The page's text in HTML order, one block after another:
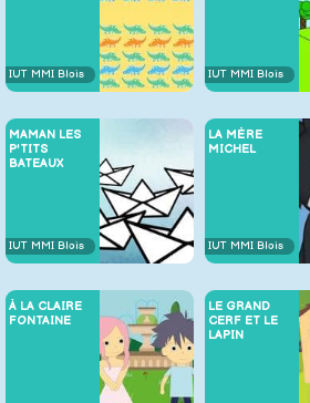
IUT MMI Blois IUT MMI Blois
MAMAN LES
P'TITS
BATEAUX
IUT MMI Blois
LA MÈRE
MICHEL
IUT MMI Blois
À LA CLAIRE
FONTAINE
LE GRAND
CERF ET LE
LAPIN